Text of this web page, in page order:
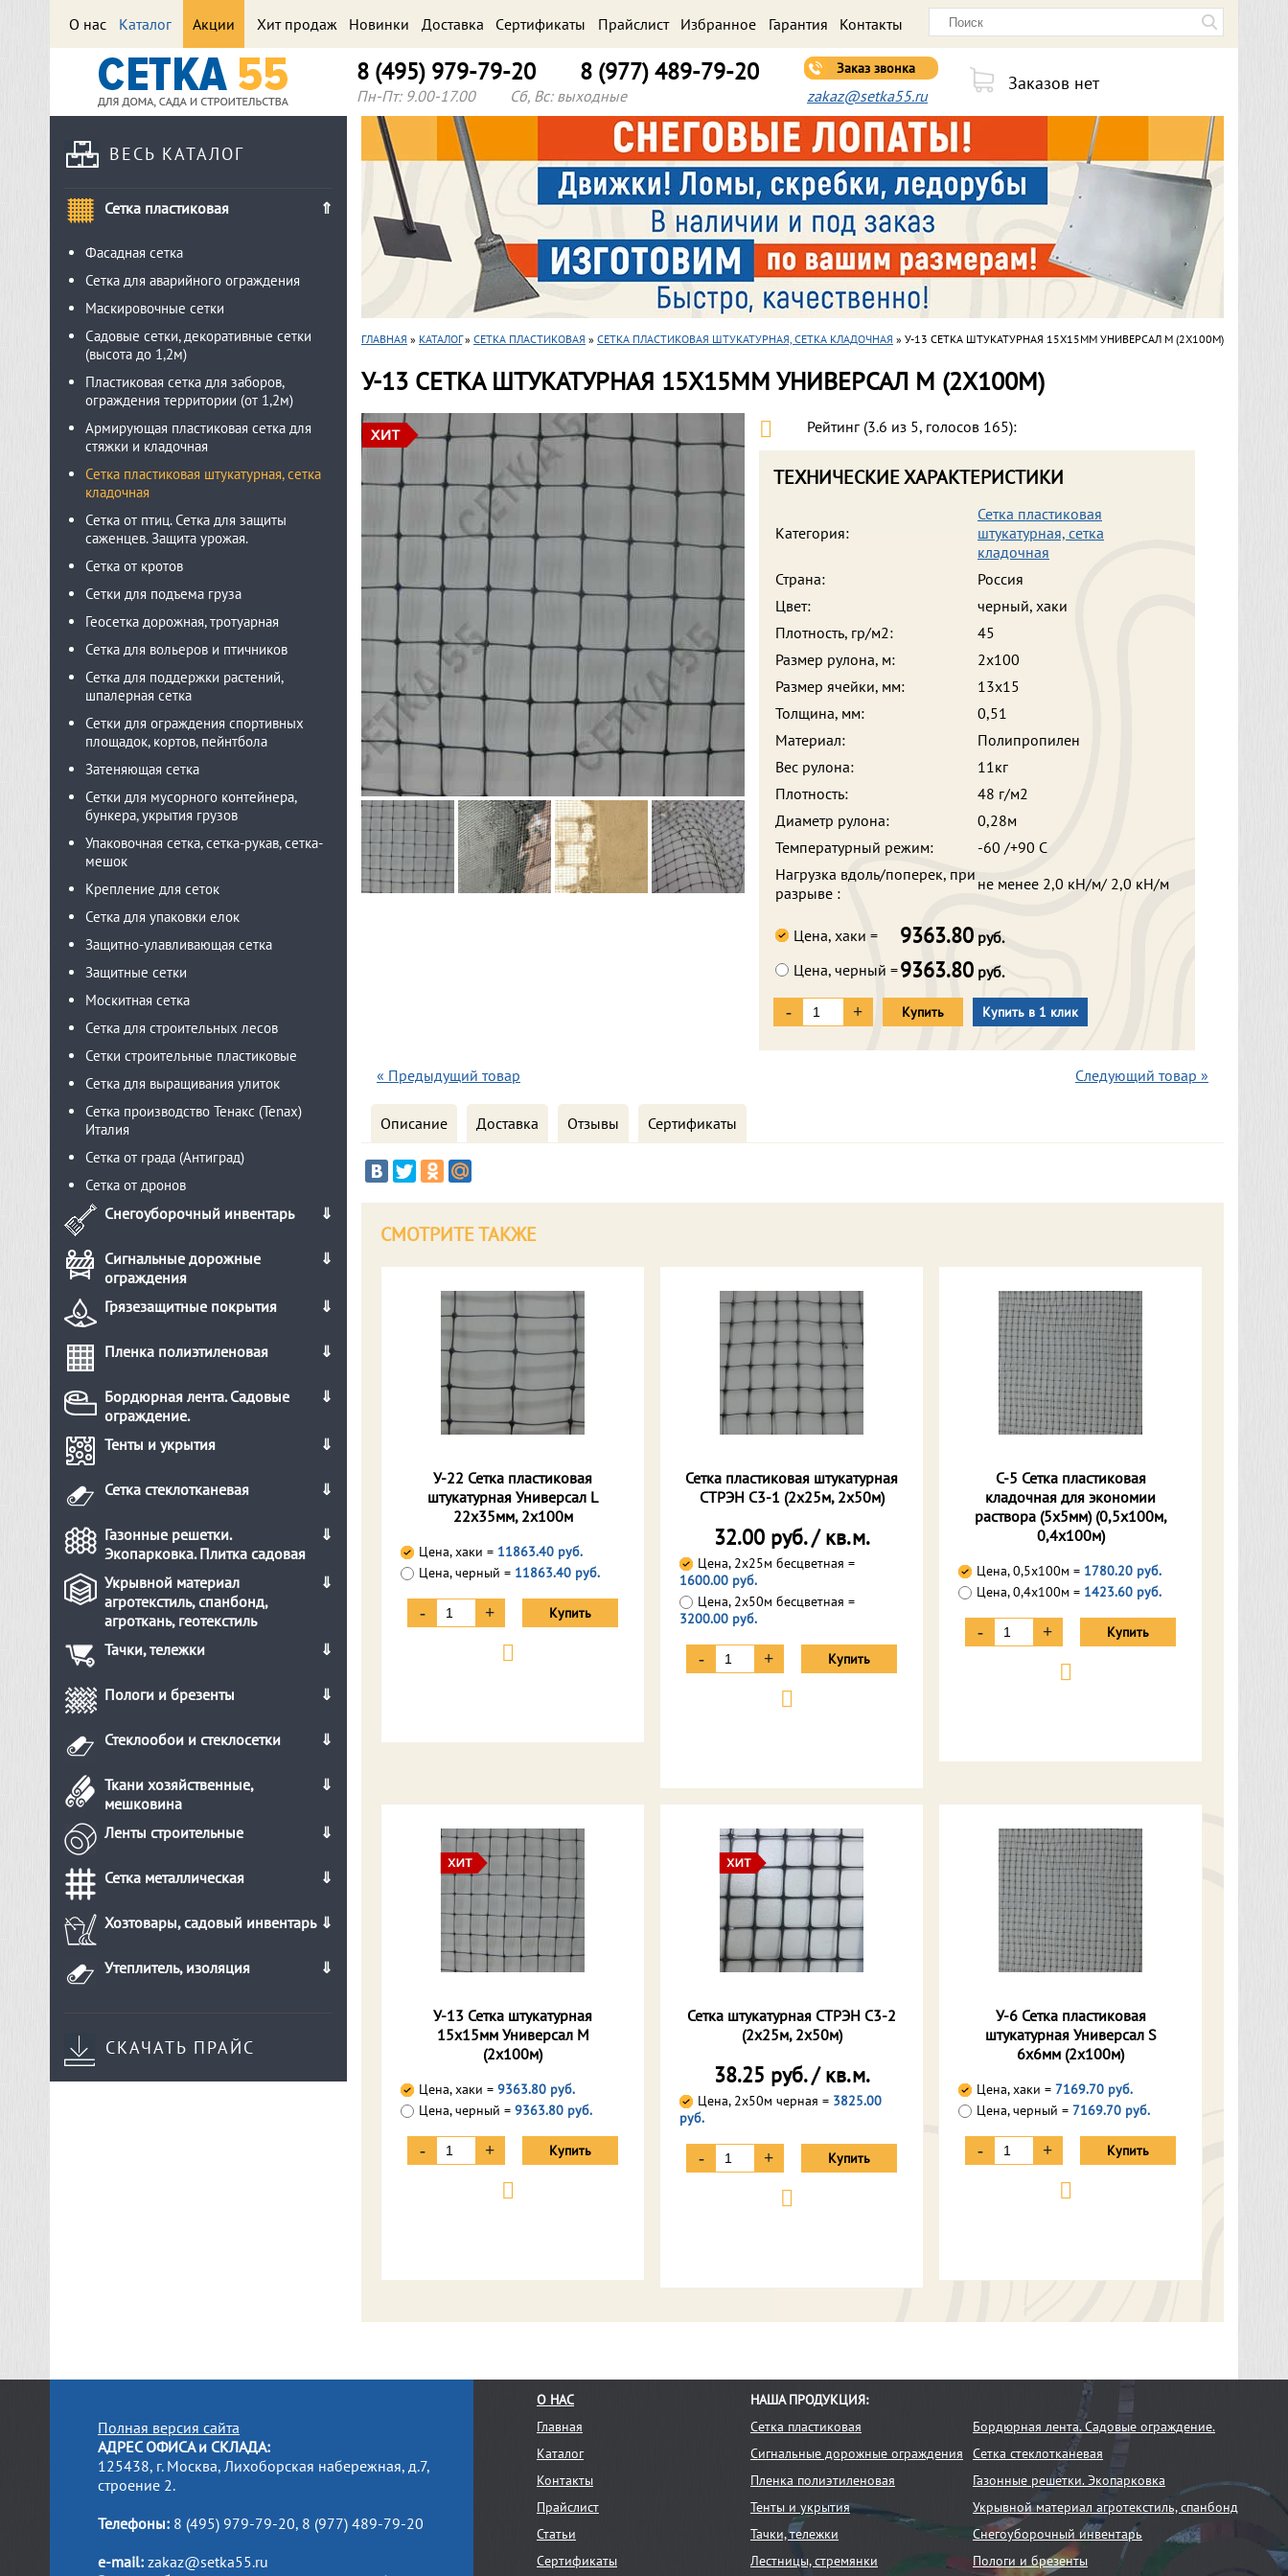
О нас Каталог Акции Хит продаж Новинки Доставка Cертификаты Прайслист Избранное Гарантия Контакты
8 (495) 979-79-20 8 (977) 489-79-20 Заказ звонка
Пн-Пт: 9.00-17.00 Сб, Вс: выходные zakaz@setka55.ru
Заказов нет
ВЕСЬ КАТАЛОГ
Сетка пластиковая
Фасадная сетка
Сетка для аварийного ограждения
Маскировочные сетки
Садовые сетки, декоративные сетки
(высота до 1,2м)
Пластиковая сетка для заборов,
ограждения территории (от 1,2м)
Армирующая пластиковая сетка для
стяжки и кладочная
Сетка пластиковая штукатурная, сетка
кладочная
Сетка от птиц. Сетка для защиты
саженцев. Защита урожая.
Сетка от кротов
Сетки для подъема груза
Геосетка дорожная, тротуарная
Сетка для вольеров и птичников
Сетка для поддержки растений,
шпалерная сетка
Сетки для ограждения спортивных
площадок, кортов, пейнтбола
Затеняющая сетка
Сетки для мусорного контейнера,
бункера, укрытия грузов
Упаковочная сетка, сетка-рукав, сетка-
мешок
Крепление для сеток
Сетка для упаковки елок
Защитно-улавливающая сетка
Защитные сетки
Москитная сетка
Сетка для строительных лесов
Сетки строительные пластиковые
Сетка для выращивания улиток
Сетка производство Тенакс (Tenax)
Италия
Сетка от града (Антиград)
Сетка от дронов
Снегоуборочный инвентарь
Сигнальные дорожные
ограждения
Грязезащитные покрытия
Пленка полиэтиленовая
Бордюрная лента. Садовые
ограждение.
Тенты и укрытия
Сетка стеклотканевая
Газонные решетки.
Экопарковка. Плитка садовая
Укрывной материал
агротекстиль, спанбонд,
агроткань, геотекстиль
Тачки, тележки
Пологи и брезенты
Стеклообои и стеклосетки
Ткани хозяйственные,
мешковина
Ленты строительные
Сетка металлическая
Хозтовары, садовый инвентарь
Утеплитель, изоляция
СКАЧАТЬ ПРАЙС
ГЛАВНАЯ » КАТАЛОГ» СЕТКА ПЛАСТИКОВАЯ » СЕТКА ПЛАСТИКОВАЯ ШТУКАТУРНАЯ, СЕТКА КЛАДОЧНАЯ » У-13 СЕТКА ШТУКАТУРНАЯ 15Х15ММ УНИВЕРСАЛ М (2Х100М)
У-13 СЕТКА ШТУКАТУРНАЯ 15Х15ММ УНИВЕРСАЛ М (2Х100М)
Рейтинг (3.6 из 5, голосов 165):
ТЕХНИЧЕСКИЕ ХАРАКТЕРИСТИКИ
Категория:
Сетка пластиковая
штукатурная, сетка
кладочная
Страна:
Россия
Цвет:
черный, хаки
Плотность, гр/м2:
45
Размер рулона, м:
2х100
Размер ячейки, мм:
13х15
Толщина, мм:
0,51
Материал:
Полипропилен
Вес рулона:
11кг
Плотность:
48 г/м2
Диаметр рулона:
0,28м
Температурный режим:
-60 /+90 С
Нагрузка вдоль/поперек, при
разрыве :
не менее 2,0 кН/м/ 2,0 кН/м
Цена, хаки = 9363.80 руб.
Цена, черный =9363.80 руб.
- + Купить Купить в 1 клик
« Предыдущий товар Следующий товар »
Описание Доставка Отзывы Сертификаты
СМОТРИТЕ ТАКЖЕ
У-22 Сетка пластиковая
штукатурная Универсал L
22х35мм, 2х100м
Цена, хаки = 11863.40 руб.
Цена, черный = 11863.40 руб.
- + Купить
Сетка пластиковая штукатурная
СТРЭН С3-1 (2х25м, 2х50м)
32.00 руб. / кв.м.
Цена, 2х25м бесцветная =
1600.00 руб.
Цена, 2х50м бесцветная =
3200.00 руб.
- + Купить
С-5 Сетка пластиковая
кладочная для экономии
раствора (5х5мм) (0,5х100м,
0,4х100м)
Цена, 0,5х100м = 1780.20 руб.
Цена, 0,4х100м = 1423.60 руб.
- + Купить
У-13 Сетка штукатурная
15х15мм Универсал М
(2х100м)
Цена, хаки = 9363.80 руб.
Цена, черный = 9363.80 руб.
- + Купить
Сетка штукатурная СТРЭН С3-2
(2х25м, 2х50м)
38.25 руб. / кв.м.
Цена, 2х50м черная = 3825.00
руб.
- + Купить
У-6 Сетка пластиковая
штукатурная Универсал S
6х6мм (2х100м)
Цена, хаки = 7169.70 руб.
Цена, черный = 7169.70 руб.
- + Купить
О НАС
Главная
Каталог
Контакты
Прайслист
Статьи
Сертификаты
НАША ПРОДУКЦИЯ:
Сетка пластиковая
Бордюрная лента. Садовые ограждение.
Сигнальные дорожные ограждения
Сетка стеклотканевая
Пленка полиэтиленовая
Газонные решетки. Экопарковка
Тенты и укрытия
Укрывной материал агротекстиль, спанбонд
Тачки, тележки
Снегоуборочный инвентарь
Лестницы, стремянки
Пологи и брезенты
Полная версия сайта
АДРЕС ОФИСА и СКЛАДА:
125438, г. Москва, Лихоборская набережная, д.7,
строение 2.
Телефоны: 8 (495) 979-79-20, 8 (977) 489-79-20
e-mail: zakaz@setka55.ru